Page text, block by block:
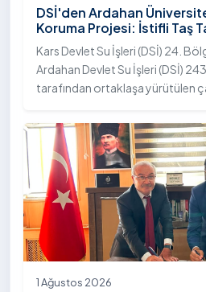
DSİ'den Ardahan
Koruma Projesi: İstifli Taş
Çalışmaları Tamamlandı
Kars Devlet Su İşleri (DSİ) 24.
Ardahan Devlet Su İşleri (DSİ)
tarafından ortaklaşa yürütülen
"İstifli Taş Tahkimatı" projesi
1 Ağustos 2026